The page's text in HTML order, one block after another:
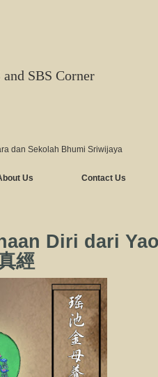
SBS Corner
dan Sekolah Bhumi Sriwijaya
Us Contact Us
Diri dari
經